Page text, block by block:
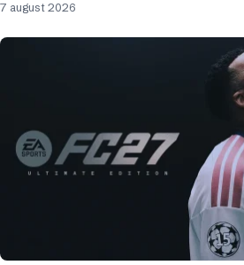
7 august 2026